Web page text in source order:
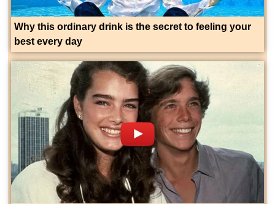
Why this ordinary drink is the secret to feeling your
best every day